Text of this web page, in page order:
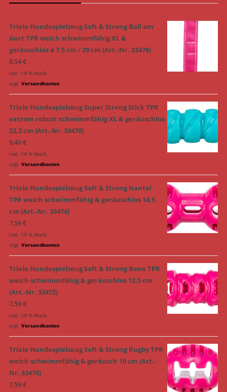
Trixie Hundespielzeug Soft & Strong Ball am
Gurt TPR weich schwimmfähig XL &
geräuschlos ø 7,5 cm / 29 cm (Art.-Nr. 33478)
8,54€
inkl. 19 % MwSt.
zzgl. Versandkosten
Trixie Hundespielzeug Super Strong Stick TPR
extrem robust schwimmfähig XL & geräuschlos
22,2 cm (Art.-Nr. 33470)
9,49€
inkl. 19 % MwSt.
zzgl. Versandkosten
Trixie Hundespielzeug Soft & Strong Hantel
TPR weich schwimmfähig & geräuschlos 14,5
cm (Art.-Nr. 33474)
7,59€
inkl. 19 % MwSt.
zzgl. Versandkosten
Trixie Hundespielzeug Soft & Strong Bone TPR
weich schwimmfähig & geräuschlos 12,5 cm
(Art.-Nr. 33472)
7,59€
inkl. 19 % MwSt.
zzgl. Versandkosten
Trixie Hundespielzeug Soft & Strong Rugby TPR
weich schwimmfähig & geräusch 10 cm (Art.-
Nr. 33476)
7,59€